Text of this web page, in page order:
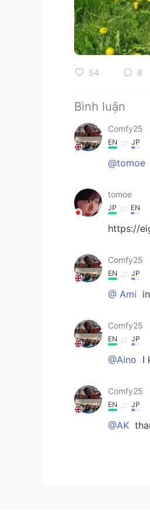
54 8
Bình luận
Comfy25
EN JP
@tomoe
tomoe
JP EN
https://
Comfy25
EN JP
@ Ami
Comfy25
EN JP
@Aino I
Comfy25
EN JP
@AK